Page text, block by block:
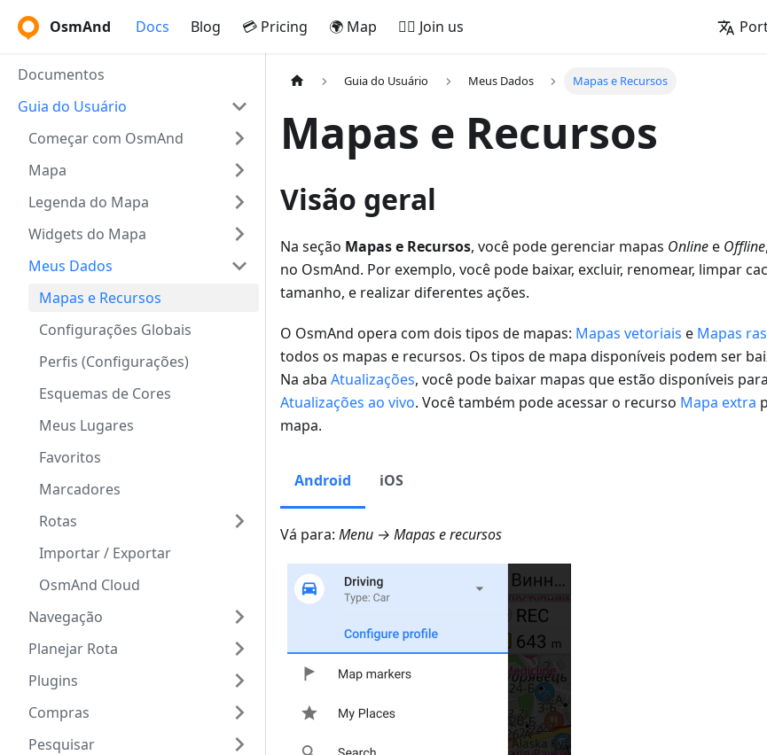
OsmAnd Docs Blog 💳 Pricing 🌍 Map 🚵‍♂️ Join us
Documentos
Guia do Usuário
Começar com OsmAnd
Mapa
Legenda do Mapa
Widgets do Mapa
Meus Dados
Mapas e Recursos
Configurações Globais
Perfis (Configurações)
Esquemas de Cores
Meus Lugares
Favoritos
Marcadores
Rotas
Importar / Exportar
OsmAnd Cloud
Navegação
Planejar Rota
Plugins
Compras
Pesquisar
Guia do Usuário Meus Dados Mapas e Recursos
Mapas e Recursos
Visão geral
Na seção Mapas e Recursos, você pode gerenciar mapas Onlinee Offline
no OsmAnd. Por exemplo, você pode baixar, excluir, renomear, limpar
tamanho, e realizar diferentes ações.
O OsmAnd opera com dois tipos de mapas: Mapas vetoriais e Mapas
todos os mapas e recursos. Os tipos de mapa disponíveis podem ser
Na aba Atualizações, você pode baixar mapas que estão disponíveis
Atualizações ao vivo. Você também pode acessar o recurso Mapa extra
mapa.
Android iOS
Vá para: Menu → Mapas e recursos